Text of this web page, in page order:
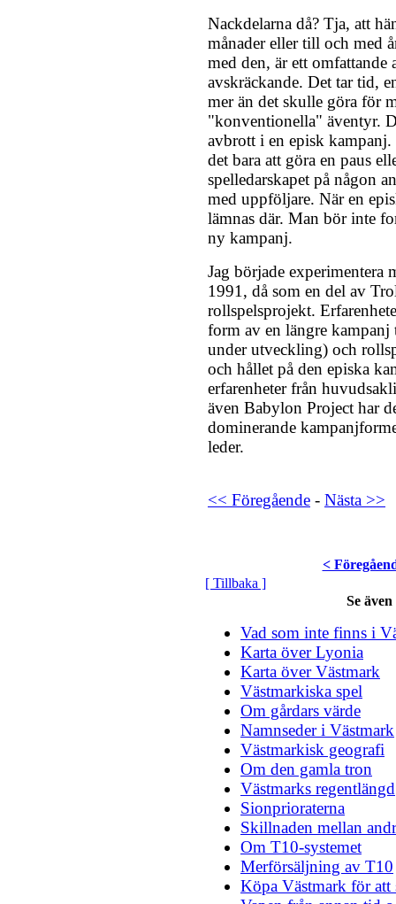
Nackdelarna då? Tja, att
månader eller till och med
med den, är ett omfattande
avskräckande. Det tar tid,
mer än det skulle göra för
"konventionella" äventyr.
avbrott i en episk
det bara att göra en paus
spelledarskapet på någon
med uppföljare. När en
lämnas där. Man bör inte
ny kampanj.
Jag började experimentera
1991, då som en del av
rollspelsprojekt.
form av en längre
under utveckling) och
och hållet på den episka
erfarenheter från
även Babylon Project har
dominerande
leder.
<< Föregående - Nästa >>
<
[ Tillbaka ]
Se även
Vad som inte finns i
Karta över Lyonia
Karta över Västmark
Västmarkiska spel
Om gårdars värde
Namnseder i Västmark
Västmarkisk geografi
Om den gamla tron
Västmarks regentlängd
Sionprioraterna
Skillnaden mellan
Om T10-systemet
Merförsäljning av T10
Köpa Västmark för att